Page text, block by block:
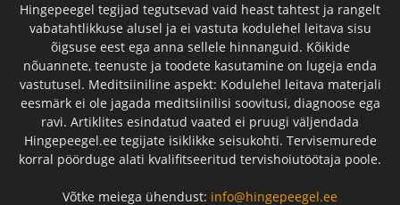
Hingepeegel tegijad tegutsevad vaid heast tahtest ja rangelt
vabatahtlikkuse alusel ja ei vastuta kodulehel leitava sisu
õigsuse eest ega anna sellele hinnanguid. Kõikide
nõuannete, teenuste ja toodete kasutamine on lugeja enda
vastutusel. Meditsiiniline aspekt: Kodulehel leitava materjali
eesmärk ei ole jagada meditsiinilisi soovitusi, diagnoose ega
ravi. Artiklites esindatud vaated ei pruugi väljendada
Hingepeegel.ee tegijate isiklikke seisukohti. Tervisemurede
korral pöörduge alati kvalifitseeritud tervishoiutöötaja poole.
Võtke meiega ühendust: info@hingepeegel.ee